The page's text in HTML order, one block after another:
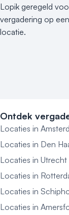
Lopik geregeld
vergadering op
locatie.
Ontdek
Locaties in
Locaties in Den
Locaties in Utrecht
Locaties in
Locaties in
Locaties in